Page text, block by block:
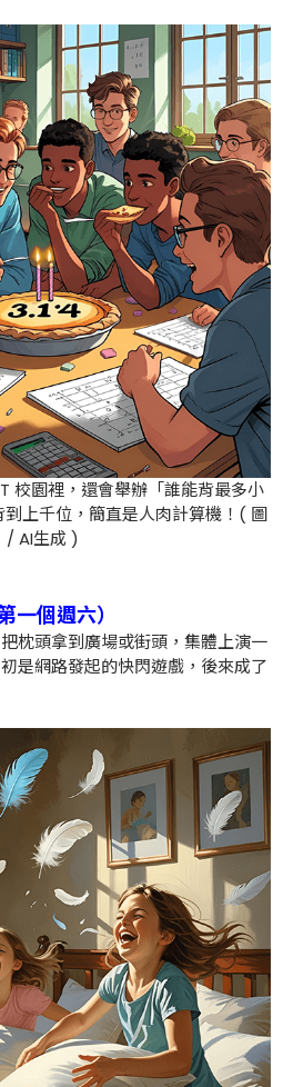
校園裡，還會舉辦「誰能背最多小
上千位，簡直是人肉計算機！( 圖
/ AI生成 )
一個週六）
枕頭拿到廣場或街頭，集體上演一
是網路發起的快閃遊戲，後來成了